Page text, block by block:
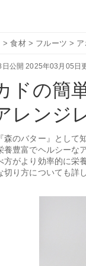
>食材 > フルーツ >
公開 2025年03月05日
ドの簡
レンジ
森のバター』として
養豊富でヘルシーな
方がより効率的に栄
切り方についても詳